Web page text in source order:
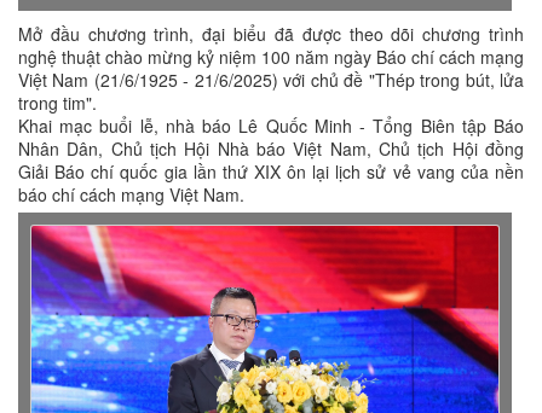
Mở đầu chương trình, đại biểu đã được theo dõi chương trình
nghệ thuật chào mừng kỷ niệm 100 năm ngày Báo chí cách mạng
Việt Nam (21/6/1925 - 21/6/2025) với chủ đề "Thép trong bút, lửa
trong tim".
Khai mạc buổi lễ, nhà báo Lê Quốc Minh - Tổng Biên tập Báo
Nhân Dân, Chủ tịch Hội Nhà báo Việt Nam, Chủ tịch Hội đồng
Giải Báo chí quốc gia lần thứ XIX ôn lại lịch sử vẻ vang của nền
báo chí cách mạng Việt Nam.